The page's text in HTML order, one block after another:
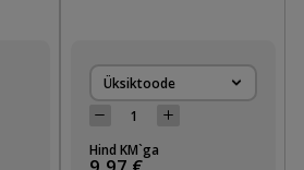
Üksiktoode
Hind KM`ga